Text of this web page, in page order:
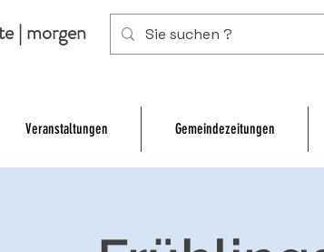
| morgen
Veranstaltungen Gemeindezeitungen